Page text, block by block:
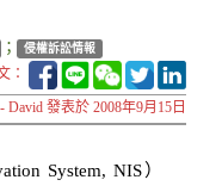
； 侵權訴訟情報
：
發表於 2008年9月15日
System, NIS）